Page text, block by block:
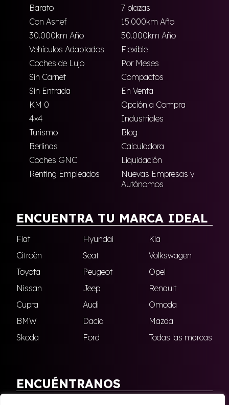
Barato
7 plazas
Con Asnef
15.000km Año
30.000km Año
50.000km Año
Vehículos Adaptados
Flexible
Coches de Lujo
Por Meses
Sin Carnet
Compactos
Sin Entrada
En Venta
KM 0
Opción a Compra
4×4
Industriales
Turismo
Blog
Berlinas
Calculadora
Coches GNC
Liquidación
Renting Empleados
Nuevas Empresas y
Autónomos
ENCUENTRA TU MARCA IDEAL
Fiat Hyundai
Kia
Citroën
Seat
Volkswagen
Toyota
Peugeot
Opel
Nissan
Jeep
Renault
Cupra
Audi
Omoda
BMW
Dacia
Mazda
Skoda
Ford Todas las marcas
ENCUÉNTRANOS